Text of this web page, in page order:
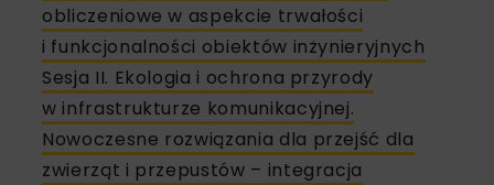
obliczeniowe w aspekcie trwałości
i funkcjonalności obiektów inżynieryjnych
Sesja II. Ekologia i ochrona przyrody
w infrastrukturze komunikacyjnej.
Nowoczesne rozwiązania dla przejść dla
zwierząt i przepustów – integracja